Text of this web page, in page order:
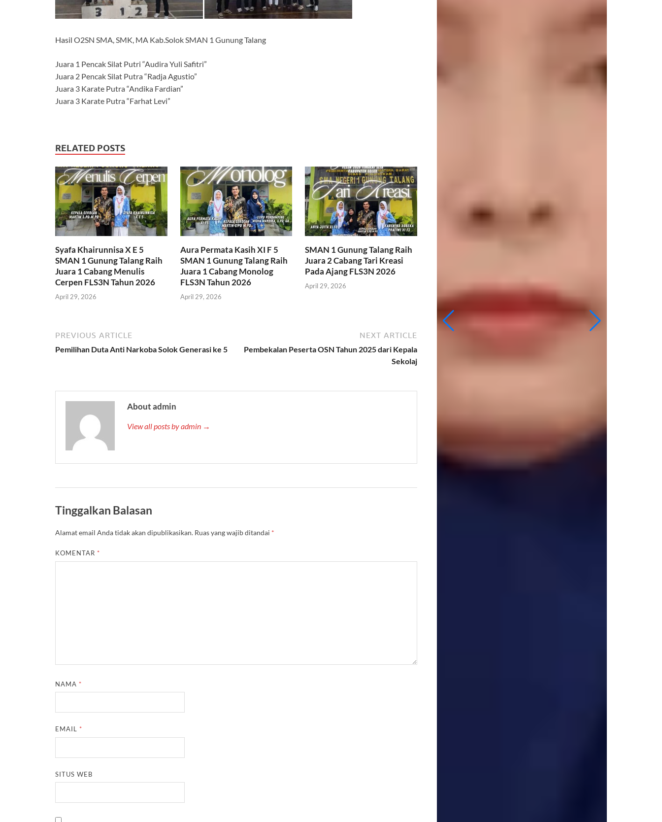
Hasil O2SN SMA, SMK, MA Kab.Solok SMAN 1 Gunung Talang
Juara 1 Pencak Silat Putri “Audira Yuli Safitri”
Juara 2 Pencak Silat Putra “Radja Agustio”
Juara 3 Karate Putra “Andika Fardian”
Juara 3 Karate Putra “Farhat Levi”
RELATED POSTS
Syafa Khairunnisa X E 5
SMAN 1 Gunung Talang Raih
Juara 1 Cabang Menulis
Cerpen FLS3N Tahun 2026
April 29, 2026
Aura Permata Kasih XI F 5
SMAN 1 Gunung Talang Raih
Juara 1 Cabang Monolog
FLS3N Tahun 2026
April 29, 2026
SMAN 1 Gunung Talang Raih
Juara 2 Cabang Tari Kreasi
Pada Ajang FLS3N 2026
April 29, 2026
PREVIOUS ARTICLE
Pemilihan Duta Anti Narkoba Solok Generasi ke 5
NEXT ARTICLE
Pembekalan Peserta OSN Tahun 2025 dari Kepala
Sekolaj
About admin
View all posts by admin →
Tinggalkan Balasan
Alamat email Anda tidak akan dipublikasikan. Ruas yang wajib ditandai *
KOMENTAR *
NAMA *
EMAIL *
SITUS WEB